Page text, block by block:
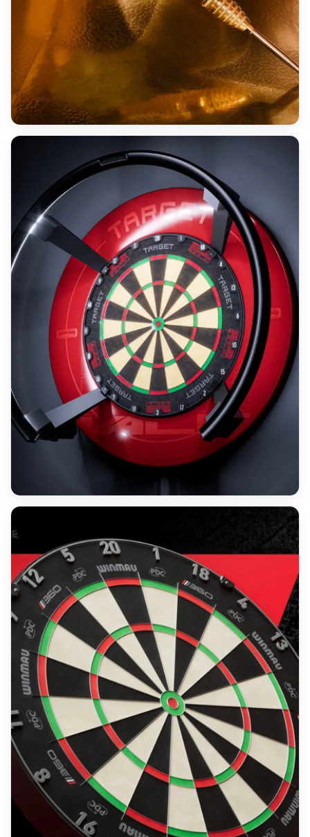
SWISS POINT
Bolide ENVY 01
90 % Tungsten · Performance Setup
AUTO SCORING
Target OMNI
Digitales Scoring für dein Zuhause